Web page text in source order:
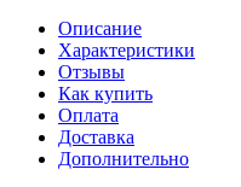
Описание
Характеристики
Отзывы
Как купить
Оплата
Доставка
Дополнительно